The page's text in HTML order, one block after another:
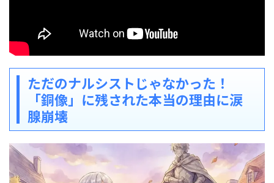
ただのナルシストじゃなかった！
「銅像」に残された本当の理由に涙
腺崩壊